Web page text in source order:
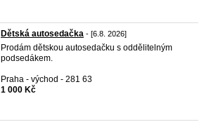
Dětská autosedačka - [6.8. 2026]
Prodám dětskou autosedačku s oddělitelným
podsedákem.
Praha - východ - 281 63
1 000 Kč